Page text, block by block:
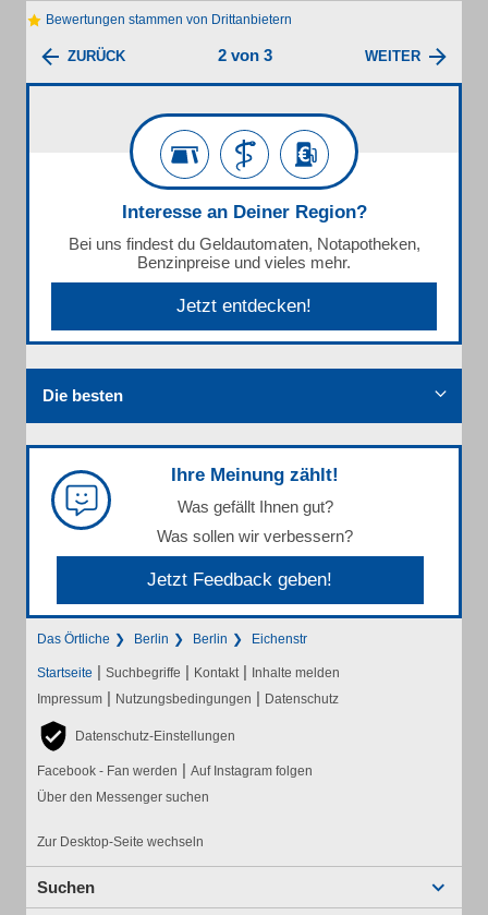
Bewertungen stammen von Drittanbietern
ZURÜCK 2 von 3 WEITER
Interesse an Deiner Region?
Bei uns findest du Geldautomaten, Notapotheken,
Benzinpreise und vieles mehr.
Jetzt entdecken!
Die besten
Ihre Meinung zählt!
Was gefällt Ihnen gut?
Was sollen wir verbessern?
Jetzt Feedback geben!
Das Örtliche Berlin Berlin Eichenstr
Startseite | Suchbegriffe | Kontakt | Inhalte melden
Impressum | Nutzungsbedingungen | Datenschutz
Datenschutz-Einstellungen
Facebook - Fan werden | Auf Instagram folgen
Über den Messenger suchen
Zur Desktop-Seite wechseln
Suchen